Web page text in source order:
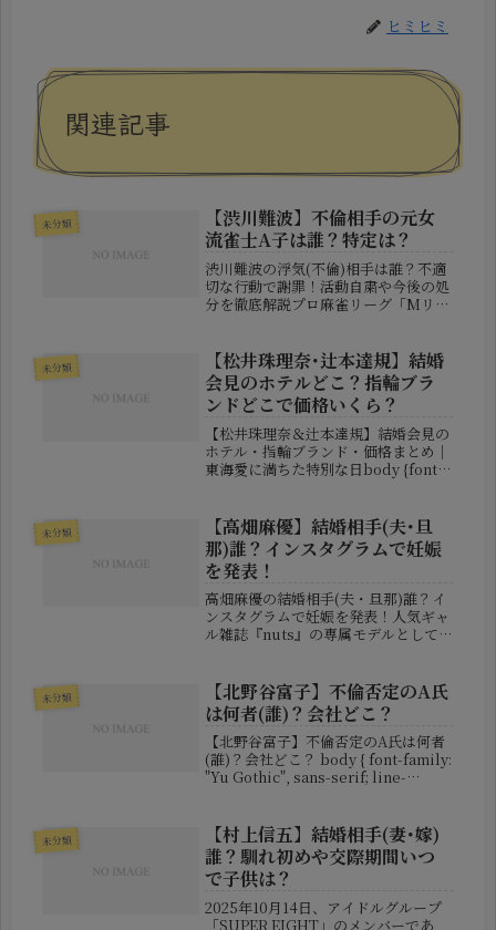
ヒミヒミ
関連記事
未分類
【渋川難波】不倫相手の元女
流雀士A子は誰？特定は？
渋川難波の浮気(不倫)相手は誰？不適
切な行動で謝罪！活動自粛や今後の処
分を徹底解説プロ麻雀リーグ「Mリー
て謝罪し、大きな話題となっていま
す。突然の発表に驚いたファンも多
く、...
未分類
【松井珠理奈･辻本達規】結婚
会見のホテルどこ？指輪ブラ
ンドどこで価格いくら？
【松井珠理奈＆辻本達規】結婚会見の
ホテル・指輪ブランド・価格まとめ｜
東海愛に満ちた特別な日body {font-
he...
未分類
【高畑麻優】結婚相手(夫･旦
那)誰？インスタグラムで妊娠
を発表！
高畑麻優の結婚相手(夫・旦那)誰？イ
ンスタグラムで妊娠を発表！人気ギャ
ル雑誌『nuts』の専属モデルとして
妊娠していることを発表し、大きな話
題となっています。ABE...
未分類
【北野谷富子】不倫否定のA氏
は何者(誰)？会社どこ？
【北野谷富子】不倫否定のA氏は何者
(誰)？会社どこ？ body { font-family:
"Yu Gothic", sans-serif; line-
未分類
【村上信五】結婚相手(妻･嫁)
誰？馴れ初めや交際期間いつ
で子供は？
2025年10月14日、アイドルグループ
「SUPER EIGHT」のメンバーであ